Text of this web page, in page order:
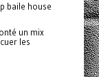
baile house
un mix
les